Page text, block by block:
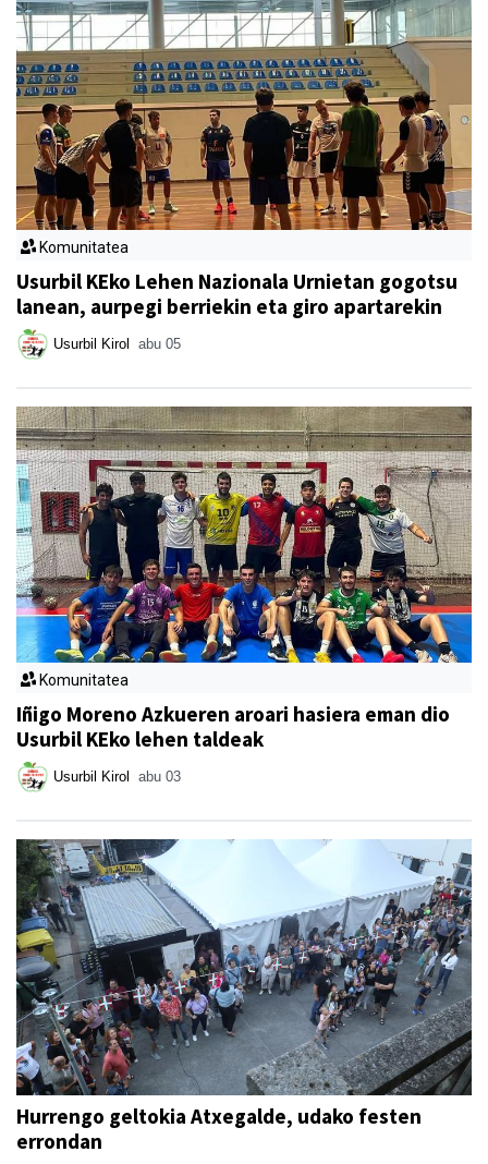
Komunitatea
Usurbil KEko Lehen Nazionala Urnietan gogotsu
lanean, aurpegi berriekin eta giro apartarekin
Usurbil Kirol abu 05
Komunitatea
Iñigo Moreno Azkueren aroari hasiera eman dio
Usurbil KEko lehen taldeak
Usurbil Kirol abu 03
Hurrengo geltokia Atxegalde, udako festen
errondan